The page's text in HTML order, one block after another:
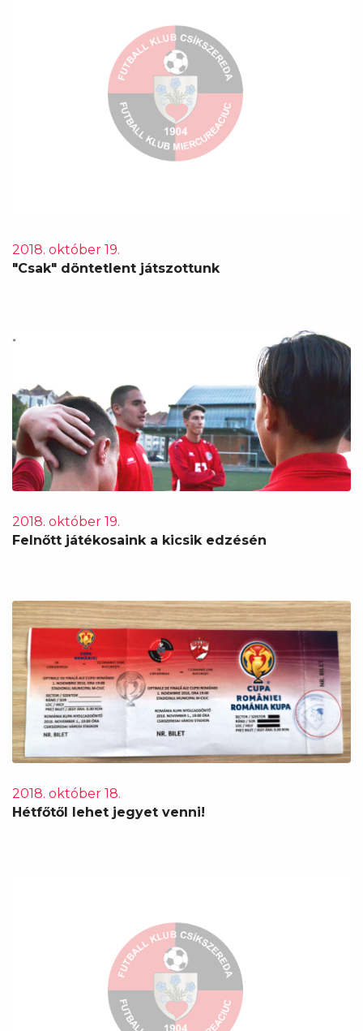
2018. október 19.
"Csak" döntetlent játszottunk
2018. október 19.
Felnőtt játékosaink a kicsik edzésén
2018. október 18.
Hétfőtől lehet jegyet venni!